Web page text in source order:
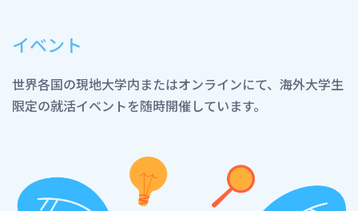
イベント
世界各国の現地大学内またはオンラインにて、海外大学生
限定の就活イベントを随時開催しています。